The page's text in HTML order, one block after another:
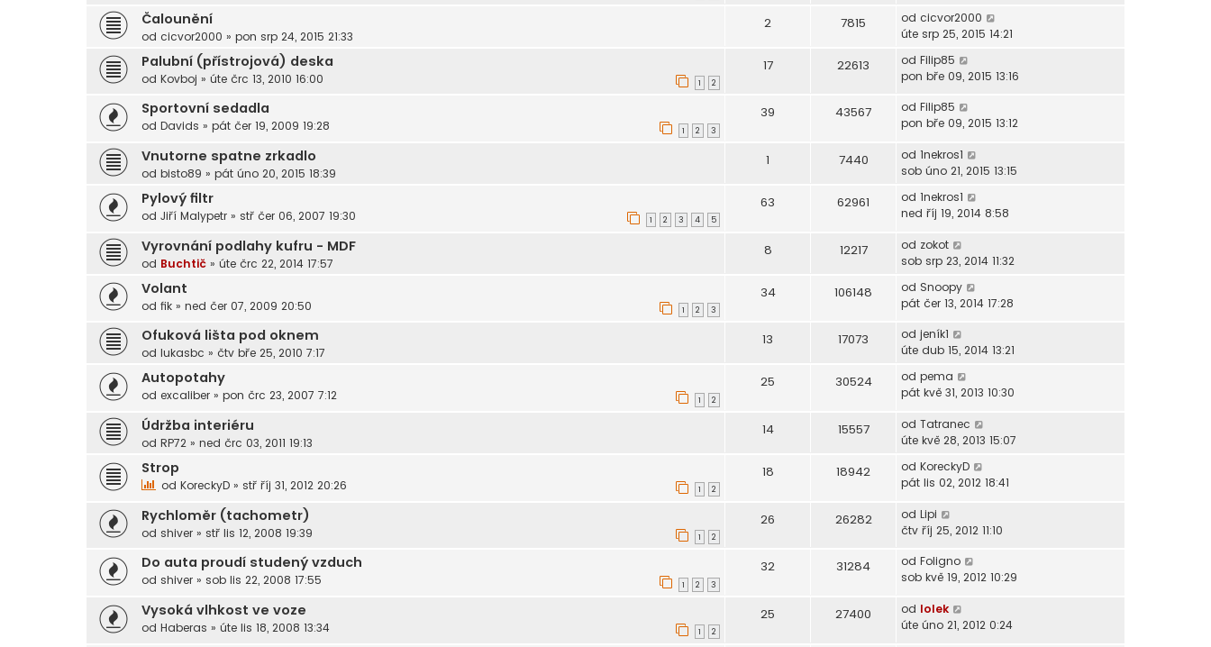
Čalounění
od cicvor2000 » pon srp 24, 2015 21:33
2 7815 od cicvor2000
úte srp 25, 2015 14:21
Palubní (přístrojová) deska
od Kovboj » úte črc 13, 2010 16:00 1 2
17 22613 od Filip85
pon bře 09, 2015 13:16
Sportovní sedadla
od Davids » pát čer 19, 2009 19:28 1 2 3
39 43567 od Filip85
pon bře 09, 2015 13:12
Vnutorne spatne zrkadlo
od bisto89 » pát úno 20, 2015 18:39
1 7440 od 1nekros1
sob úno 21, 2015 13:15
Pylový filtr
od Jiří Malypetr » stř čer 06, 2007 19:30 1 2 3 4 5
63 62961 od 1nekros1
ned říj 19, 2014 8:58
Vyrovnání podlahy kufru - MDF
od Buchtič » úte črc 22, 2014 17:57
8 12217 od zokot
sob srp 23, 2014 11:32
Volant
od fik » ned čer 07, 2009 20:50 1 2 3
34 106148 od Snoopy
pát čer 13, 2014 17:28
Ofuková lišta pod oknem
od lukasbc » čtv bře 25, 2010 7:17
13 17073 od jeník1
úte dub 15, 2014 13:21
Autopotahy
od excaliber » pon črc 23, 2007 7:12 1 2
25 30524 od pema
pát kvě 31, 2013 10:30
Údržba interiéru
od RP72 » ned črc 03, 2011 19:13
14 15557 od Tatranec
úte kvě 28, 2013 15:07
Strop
od KoreckyD » stř říj 31, 2012 20:26 1 2
18 18942 od KoreckyD
pát lis 02, 2012 18:41
Rychloměr (tachometr)
od shiver » stř lis 12, 2008 19:39 1 2
26 26282 od Lipi
čtv říj 25, 2012 11:10
Do auta proudí studený vzduch
od shiver » sob lis 22, 2008 17:55 1 2 3
32 31284 od Foligno
sob kvě 19, 2012 10:29
Vysoká vlhkost ve voze
od Haberas » úte lis 18, 2008 13:34 1 2
25 27400 od lolek
úte úno 21, 2012 0:24